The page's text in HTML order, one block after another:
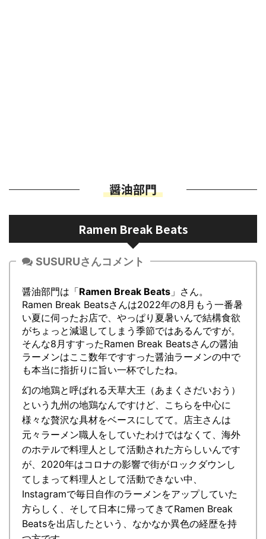
醤油部門
Ramen Break Beats
SUSURUさんコメント
醤油部門は「Ramen Break Beats 」さん。
Ramen Break Beatsさんは2022年の8月もう一番暑
い夏に伺ったお店で、やっぱり夏暑いんで結構食欲
がちょっと減退してしまう季節ではあるんですが。
そんな8月すすったRamen Break Beatsさんの醤油
ラーメンはここ数年ですすった醤油ラーメンの中で
も本当に指折りに旨い一杯でしたね。
幻の地鶏と呼ばれる天草大王（あまくさだいおう）
という九州の地鶏なんですけど、こちらを中心に
様々な贅沢な具材をベースにしてて。店主さんは
元々ラーメン職人をしていたわけではなくて、海外
のホテルで料理人として活動された方らしいんです
が、2020年はコロナの影響で街がロックダウンし
てしまって料理人として活動できない中、
Instagramで毎日自作のラーメンをアップしていた
方らしく、そして日本に帰ってきてRamen Break
Beatsを出店したという、なかなか異色の経歴を持